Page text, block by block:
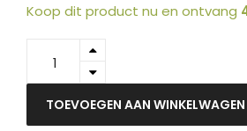
Koop dit product nu en ontvang
E460X80G
LEXMARK
Toner
Black
TOEVOEGEN AAN WINKELWAGEN